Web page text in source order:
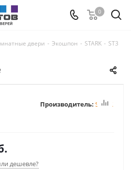
0
двери - Экошпон - STARK - ST3
Производитель: STARK
дешевле?